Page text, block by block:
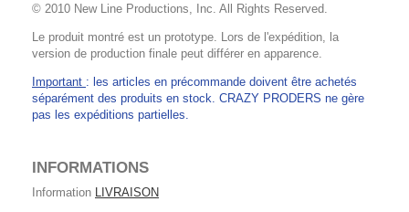
© 2010 New Line Productions, Inc. All Rights Reserved.
Le produit montré est un prototype. Lors de l'expédition, la
version de production finale peut différer en apparence.
Important : les articles en précommande doivent être achetés
séparément des produits en stock. CRAZY PRODERS ne gère
pas les expéditions partielles.
INFORMATIONS
Information LIVRAISON